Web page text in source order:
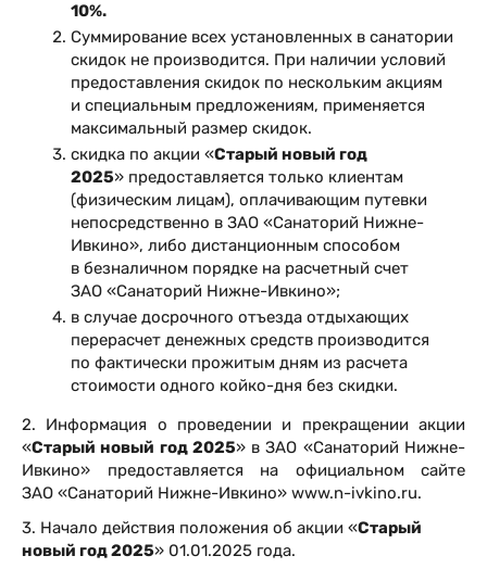
10%.
Суммирование всех установленных в санатории
скидок не производится. При наличии условий
предоставления скидок по нескольким акциям
и специальным предложениям, применяется
максимальный размер скидок.
скидка по акции «Старый новый год
2025» предоставляется только клиентам
(физическим лицам), оплачивающим путевки
непосредственно в ЗАО «Санаторий Нижне-
Ивкино», либо дистанционным способом
в безналичном порядке на расчетный счет
ЗАО «Санаторий Нижне-Ивкино»;
в случае досрочного отъезда отдыхающих
перерасчет денежных средств производится
по фактически прожитым дням из расчета
стоимости одного койко-дня без скидки.
2. Информация о проведении и прекращении акции
«Старый новый год 2025» в ЗАО «Санаторий Нижне-
Ивкино» предоставляется на официальном сайте
ЗАО «Санаторий Нижне-Ивкино» www.n-ivkino.ru.
3. Начало действия положения об акции «Старый
новый год 2025» 01.01.2025 года.